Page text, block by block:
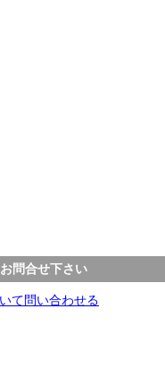
お問合せ下さい